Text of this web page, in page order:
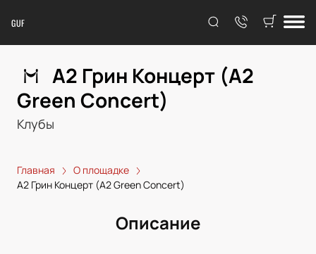
GUF
А2 Грин Концерт (A2
Green Concert)
Клубы
Главная
О площадке
А2 Грин Концерт (A2 Green Concert)
Описание